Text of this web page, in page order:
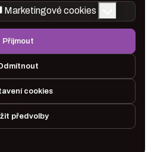
Marketingové cookies
Přijmout
cookies
předvolby